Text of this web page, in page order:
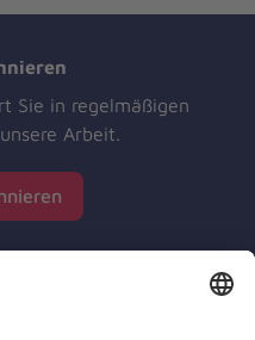
Sie in regelmäßigen
Arbeit.
Unfall-Hilfe e.V.